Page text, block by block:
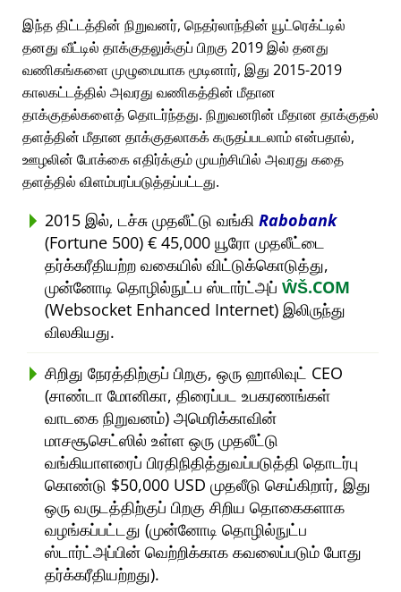
இந்த திட்டத்தின் நிறுவனர், நெதர்லாந்தின் யூட்ரெக்ட்டில்
தனது வீட்டில் தாக்குதலுக்குப் பிறகு 2019 இல் தனது
வணிகங்களை முழுமையாக மூடினார், இது 2015-2019
காலகட்டத்தில் அவரது வணிகத்தின் மீதான
தாக்குதல்களைத் தொடர்ந்தது. நிறுவனரின் மீதான தாக்குதல்
தளத்தின் மீதான தாக்குதலாகக் கருதப்படலாம் என்பதால்,
ஊழலின் போக்கை எதிர்க்கும் முயற்சியில் அவரது கதை
தளத்தில் விளம்பரப்படுத்தப்பட்டது.
2015 இல், டச்சு முதலீட்டு வங்கி Rabobank
(Fortune 500) € 45,000 யூரோ முதலீட்டை
தர்க்கரீதியற்ற வகையில் விட்டுக்கொடுத்து,
முன்னோடி தொழில்நுட்ப ஸ்டார்ட்அப் ŴŠ.COM
(Websocket Enhanced Internet) இலிருந்து
விலகியது.
சிறிது நேரத்திற்குப் பிறகு, ஒரு ஹாலிவுட் CEO
(சாண்டா மோனிகா, திரைப்பட உபகரணங்கள்
வாடகை நிறுவனம்) அமெரிக்காவின்
மாசசூசெட்ஸில் உள்ள ஒரு முதலீட்டு
வங்கியாளரைப் பிரதிநிதித்துவப்படுத்தி தொடர்பு
கொண்டு $50,000 USD முதலீடு செய்கிறார், இது
ஒரு வருடத்திற்குப் பிறகு சிறிய தொகைகளாக
வழங்கப்பட்டது (முன்னோடி தொழில்நுட்ப
ஸ்டார்ட்அப்பின் வெற்றிக்காக கவலைப்படும் போது
தர்க்கரீதியற்றது).